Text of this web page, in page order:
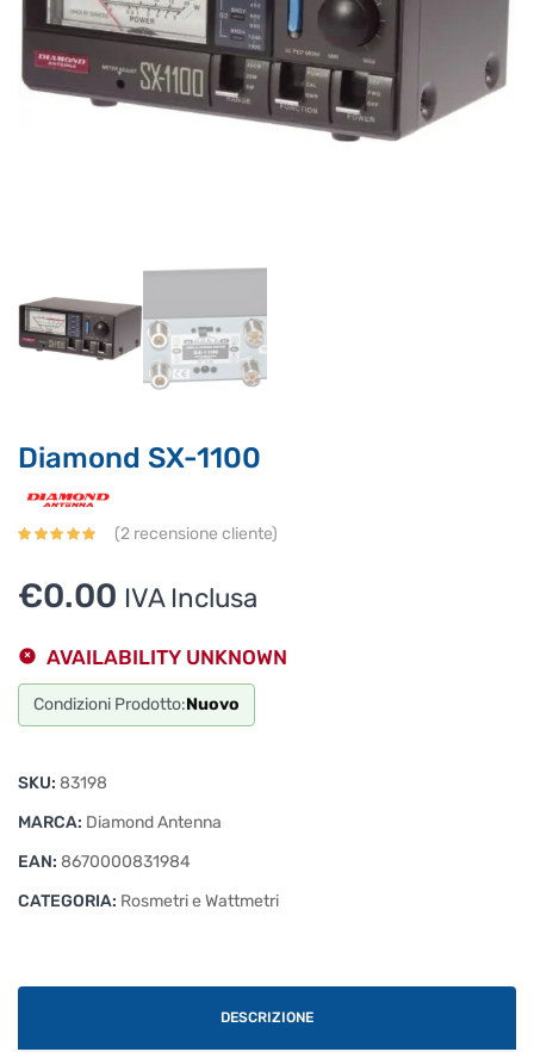
Diamond SX-1100
(2 recensione cliente)
€0.00 IVA Inclusa
AVAILABILITY UNKNOWN
Condizioni Prodotto:Nuovo
SKU: 83198
MARCA: Diamond Antenna
EAN: 8670000831984
CATEGORIA: Rosmetri e Wattmetri
DESCRIZIONE
Puoi chiedermi informazioni generali o specifiche su certi
prodotti.
Per ottenere dettagli su un determinato prodotto